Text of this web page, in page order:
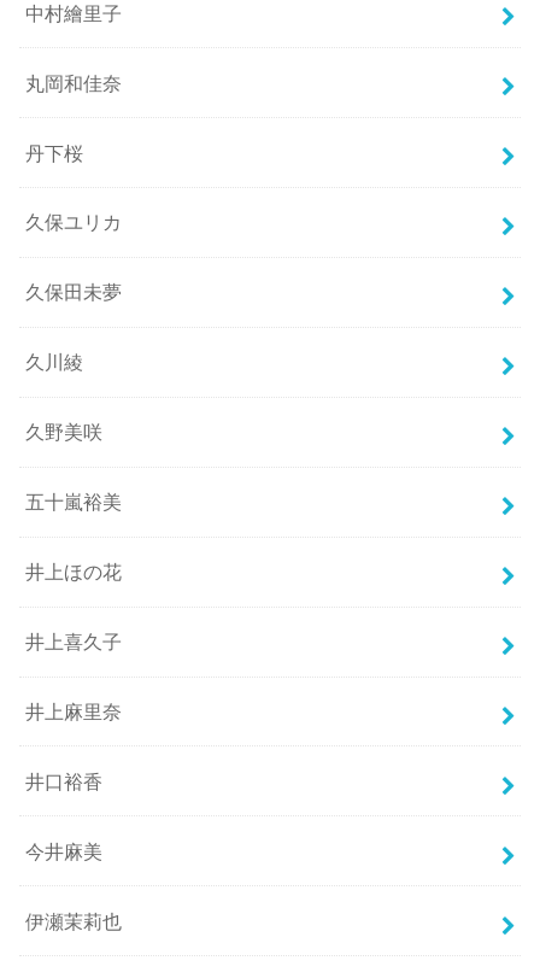
中村繪里子
丸岡和佳奈
丹下桜
久保ユリカ
久保田未夢
久川綾
久野美咲
五十嵐裕美
井上ほの花
井上喜久子
井上麻里奈
井口裕香
今井麻美
伊瀬茉莉也